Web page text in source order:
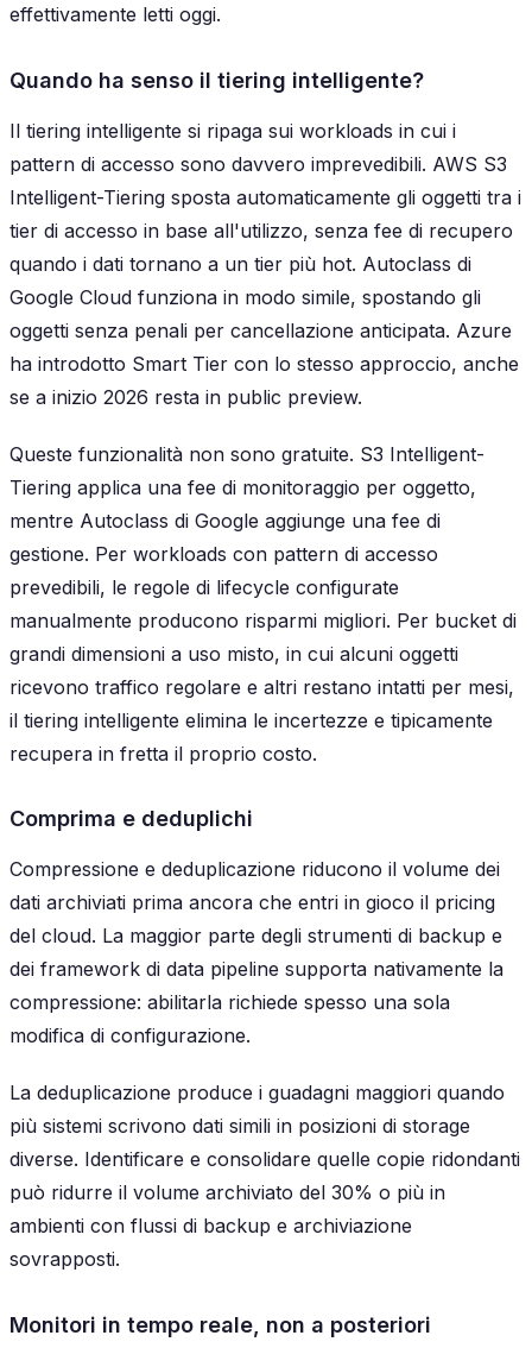
effettivamente letti oggi.
Quando ha senso il tiering intelligente?
Il tiering intelligente si ripaga sui workloads in cui i
pattern di accesso sono davvero imprevedibili. AWS S3
Intelligent-Tiering sposta automaticamente gli oggetti tra i
tier di accesso in base all'utilizzo, senza fee di recupero
quando i dati tornano a un tier più hot. Autoclass di
Google Cloud funziona in modo simile, spostando gli
oggetti senza penali per cancellazione anticipata. Azure
ha introdotto Smart Tier con lo stesso approccio, anche
se a inizio 2026 resta in public preview.
Queste funzionalità non sono gratuite. S3 Intelligent-
Tiering applica una fee di monitoraggio per oggetto,
mentre Autoclass di Google aggiunge una fee di
gestione. Per workloads con pattern di accesso
prevedibili, le regole di lifecycle configurate
manualmente producono risparmi migliori. Per bucket di
grandi dimensioni a uso misto, in cui alcuni oggetti
ricevono traffico regolare e altri restano intatti per mesi,
il tiering intelligente elimina le incertezze e tipicamente
recupera in fretta il proprio costo.
Comprima e deduplichi
Compressione e deduplicazione riducono il volume dei
dati archiviati prima ancora che entri in gioco il pricing
del cloud. La maggior parte degli strumenti di backup e
dei framework di data pipeline supporta nativamente la
compressione: abilitarla richiede spesso una sola
modifica di configurazione.
La deduplicazione produce i guadagni maggiori quando
più sistemi scrivono dati simili in posizioni di storage
diverse. Identificare e consolidare quelle copie ridondanti
può ridurre il volume archiviato del 30% o più in
ambienti con flussi di backup e archiviazione
sovrapposti.
Monitori in tempo reale, non a posteriori